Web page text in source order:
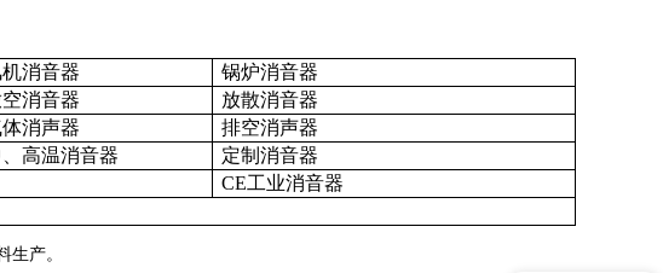
机消音器
锅炉消音器
消音器
放散消音器
消声器
排空消声器
高温消音器
定制消音器
CE工业消音器
生产。